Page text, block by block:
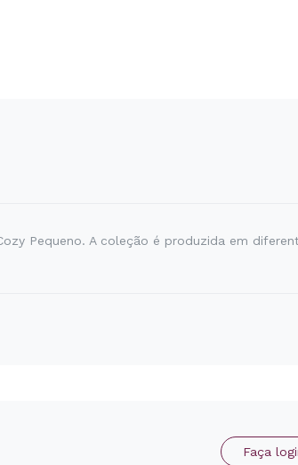
Pequeno. A coleção é produzida em
Faça